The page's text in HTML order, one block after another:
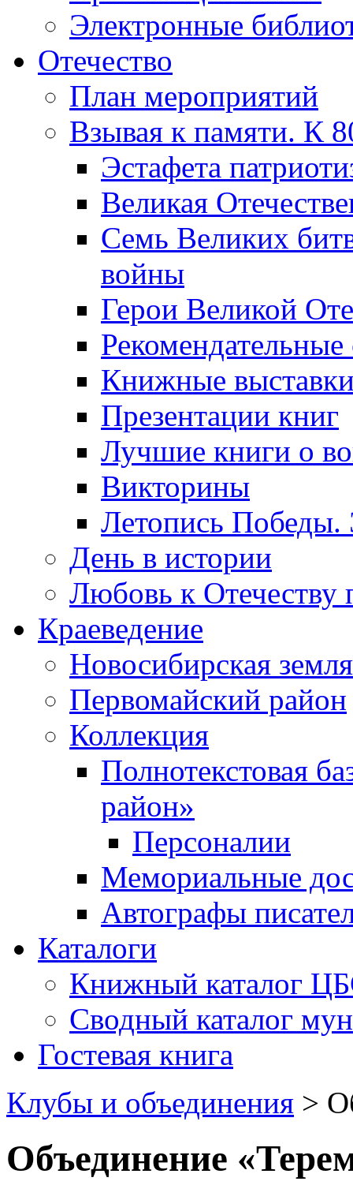
Электронные
Отечество
План мероприятий
Взывая к памяти. К
Эcтафета
Великая
Семь Великих
войны
Герои Великой
Рекомендательные
Книжные
Презентации книг
Лучшие книги о
Викторины
Летопись Победы.
День в истории
Любовь к Отечеству
Краеведение
Новосибирская земля
Первомайский район
Коллекция
Полнотекстовая
район»
Персоналии
Мемориальные
Автографы
Каталоги
Книжный каталог
Сводный каталог
Гостевая книга
Клубы и объединения >
Объединение